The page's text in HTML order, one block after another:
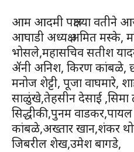
आम आदमी पक्षाच्या वतीने
आघाडी अध्यक्ष अमित मस्के,
भोसले,महासचिव सतीश
ॲनी अनिश, किरण कांबळे,
मनोज शेट्टी, पूजा वाघमारे,
साळुंखे,तेहसीन देसाई ,सिमा
सिद्धीकी,पुनम
कांबळे,अख्तार खान,शंकर
जिबरील शेख,उमेश बागडे,